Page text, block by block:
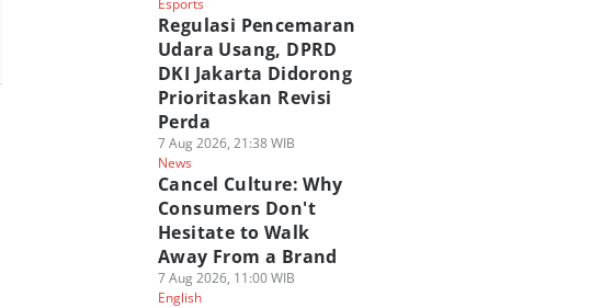
Esports
Regulasi Pencemaran
Udara Usang, DPRD
DKI Jakarta Didorong
Prioritaskan Revisi
Perda
7 Aug 2026, 21:38 WIB
News
Cancel Culture: Why
Consumers Don't
Hesitate to Walk
Away From a Brand
7 Aug 2026, 11:00 WIB
English